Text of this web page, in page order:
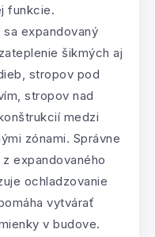
funkcie.
expandovaný
šikmých aj
stropov pod
stropov nad
medzi
zónami. Správne
expandovaného
ochladzovanie
vytvárať
v budove.